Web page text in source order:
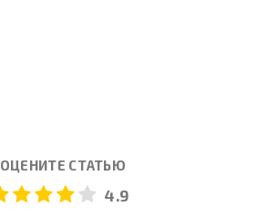
ОЦЕНИТЕ СТАТЬЮ
4.9